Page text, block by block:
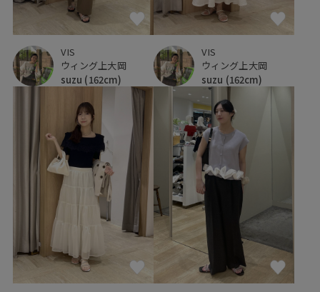
VIS
ウィング上大岡
suzu (162cm)
VIS
ウィング上大岡
suzu (162cm)